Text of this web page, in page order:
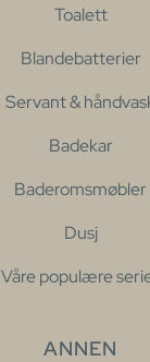
Toalett
Blandebatterier
Servant &
Badekar
Baderomsmøbler
Dusj
Våre populære
ANNEN